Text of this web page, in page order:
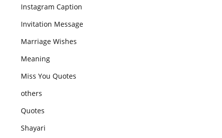
Instagram Caption
Invitation Message
Marriage Wishes
Meaning
Miss You Quotes
others
Quotes
Shayari